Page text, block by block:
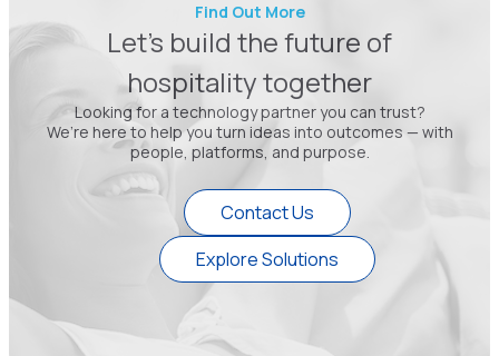
Find Out More
Let’s build the future of
hospitality together
Looking for a technology partner you can trust?
We’re here to help you turn ideas into outcomes — with
people, platforms, and purpose.
Contact Us
Explore Solutions